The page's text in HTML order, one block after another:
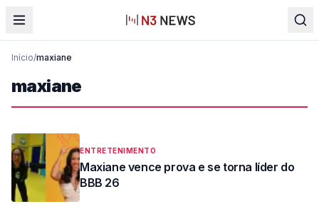
Início/maxiane
maxiane
ENTRETENIMENTO
Maxiane vence prova e se torna líder do
BBB 26